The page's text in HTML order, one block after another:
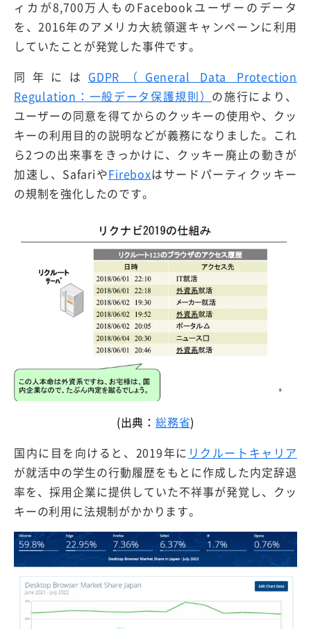
ィカが8,700万人ものFacebookユーザーのデータ
を、2016年のアメリカ大統領選キャンペーンに利用
していたことが発覚した事件です。
同年には GDPR（General Data Protection
Regulation：一般データ保護規則） の施行により、
ユーザーの同意を得てからのクッキーの使用や、クッ
キーの利用目的の説明などが義務になりました。これ
ら2つの出来事をきっかけに、クッキー廃止の動きが
加速し、SafariやFireboxはサードパーティクッキー
の規制を強化したのです。
(出典： 総務省)
国内に目を向けると、2019年に リクルートキャリア
が就活中の学生の行動履歴をもとに作成した内定辞退
率を、採用企業に提供していた不祥事が発覚し、クッ
キーの利用に法規制がかかります。